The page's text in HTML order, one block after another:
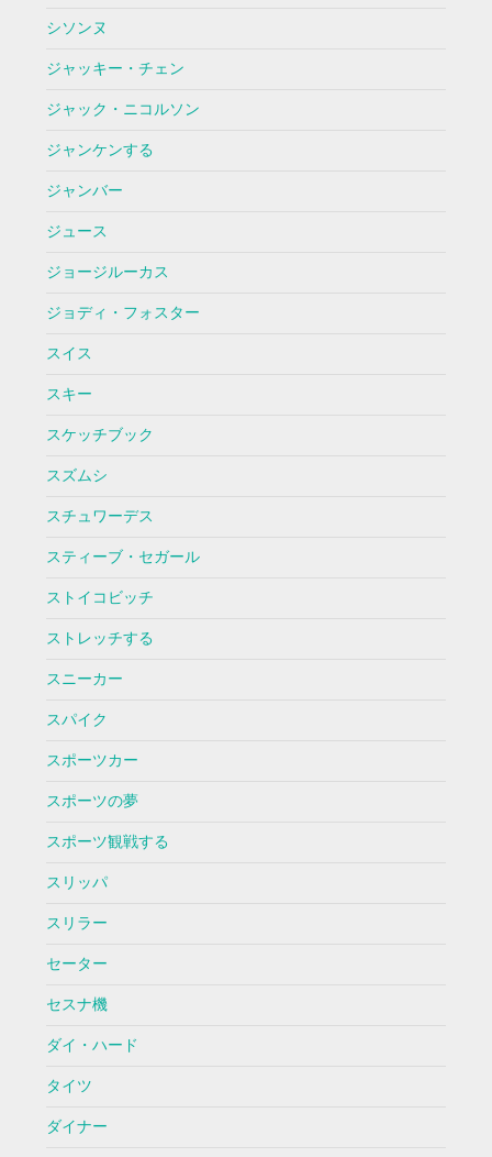
シソンヌ
ジャッキー・チェン
ジャック・ニコルソン
ジャンケンする
ジャンバー
ジュース
ジョージルーカス
ジョディ・フォスター
スイス
スキー
スケッチブック
スズムシ
スチュワーデス
スティーブ・セガール
ストイコビッチ
ストレッチする
スニーカー
スパイク
スポーツカー
スポーツの夢
スポーツ観戦する
スリッパ
スリラー
セーター
セスナ機
ダイ・ハード
タイツ
ダイナー